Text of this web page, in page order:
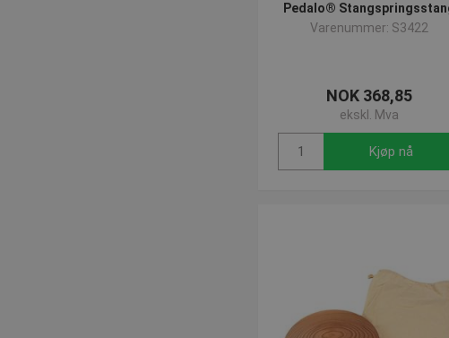
Pedalo®
Varenummer: S3422
NOK 368,85
ekskl. Mva
Kjøp nå